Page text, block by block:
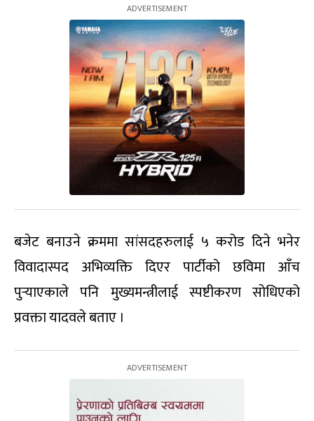
बजेट बनाउने क्रममा सांसदहरुलाई ५ करोड दिने भनेर
विवादास्पद अभिव्यक्ति दिएर पार्टीको छविमा आँच
पुर्‍याएकाले पनि मुख्यमन्त्रीलाई स्पष्टीकरण सोधिएको
प्रवक्ता यादवले बताए ।